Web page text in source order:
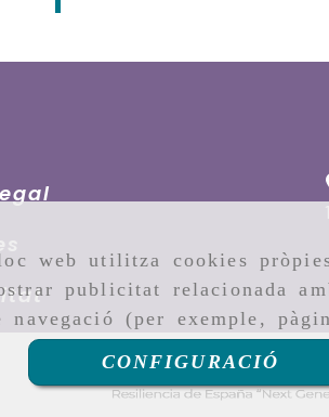
web utilitza cookies
publicitat relacionada
navegació (per exemple,
CONFIGURACIÓ